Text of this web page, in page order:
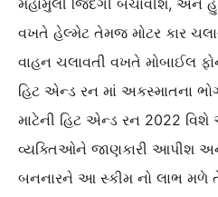
મહામુલી જિંદગી બચાવીશ, અને હું
વખતે હેલ્મેટ તેમજ મોટર કાર
વાહન ચલાવતી વખતે મોબાઈલ
હિટ એન્ડ રન માં અકસ્માતના
માટેની હિટ એન્ડ રન 2022
વ્યક્તિઓને જાણકારી આપીશ
બનનારને આ સ્કીમ નો લાભ મળે તે